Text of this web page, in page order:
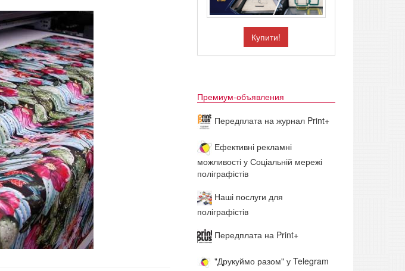
Купити!
Премиум-объявления
Передплата на журнал Print+
Ефективні рекламні
можливості у Соціальній мережі
поліграфістів
Наші послуги для
поліграфістів
Передплата на Print+
"Друкуймо разом" у Telegram